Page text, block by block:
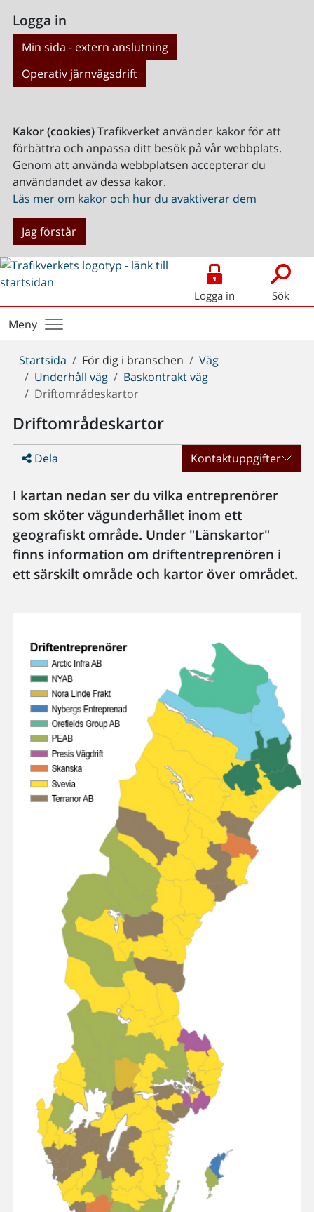
Logga in
Min sida - extern anslutning
Operativ järnvägsdrift
Kakor (cookies)Trafikverket använder kakor för att
förbättra och anpassa ditt besök på vår webbplats.
Genom att använda webbplatsen accepterar du
användandet av dessa kakor.
Läs mer om kakor och hur du avaktiverar dem
Jag förstår
Logga in Sök
Meny
Du
är
här:
Startsida För dig i branschen
Väg
Underhåll väg
Baskontrakt väg
Driftområdeskartor
Driftområdeskartor
Dela Kontaktuppgifter
I kartan nedan ser du vilka entreprenörer
som sköter vägunderhållet inom ett
geografiskt område. Under "Länskartor"
finns information om driftentreprenören i
ett särskilt område och kartor över området.